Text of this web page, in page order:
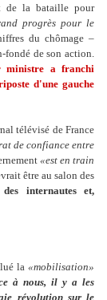
de la bataille pour
progrès pour le
du chômage –
de son action.
ministre a franchi
d'une gauche
télévisé de France
de confiance entre
«est en train
être au salon des
internautes et,
la «mobilisation»
à nous, il y a les
révolution sur le